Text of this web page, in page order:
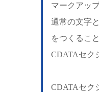
マークアッ
通常の文字
をつくるこ
CDATAセク
CDATAセク